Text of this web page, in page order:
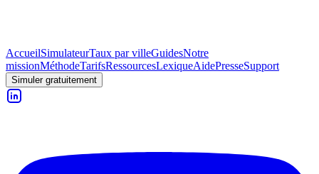
AccueilSimulateurTaux par villeGuidesNotre
missionMéthodeTarifsRessourcesLexiqueAidePresseSupport
Simuler gratuitement